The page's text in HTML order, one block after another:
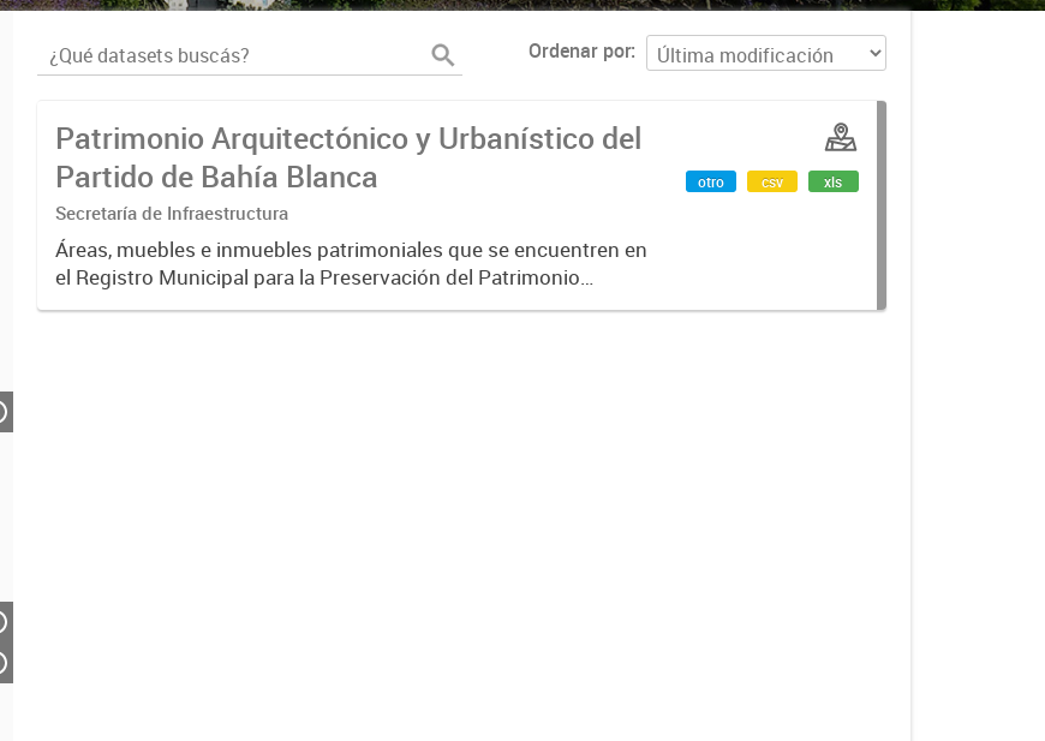
Ordenar por
Patrimonio Arquitectónico y Urbanístico del
Partido de Bahía Blanca
Secretaría de Infraestructura
Áreas, muebles e inmuebles patrimoniales que se encuentren en
el Registro Municipal para la Preservación del Patrimonio
Arquitectónico y Urbano del Partido de Bahía Blanca (Ordenanza
otro csv xls